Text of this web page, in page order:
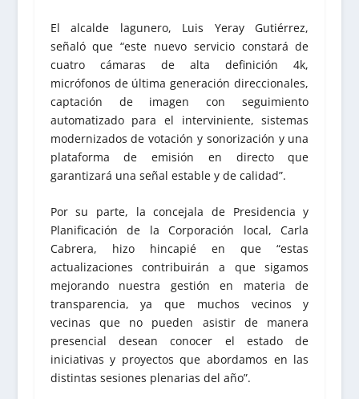
El alcalde lagunero, Luis Yeray Gutiérrez,
señaló que “este nuevo servicio constará de
cuatro cámaras de alta definición 4k,
micrófonos de última generación direccionales,
captación de imagen con seguimiento
automatizado para el interviniente, sistemas
modernizados de votación y sonorización y una
plataforma de emisión en directo que
garantizará una señal estable y de calidad”.
Por su parte, la concejala de Presidencia y
Planificación de la Corporación local, Carla
Cabrera, hizo hincapié en que “estas
actualizaciones contribuirán a que sigamos
mejorando nuestra gestión en materia de
transparencia, ya que muchos vecinos y
vecinas que no pueden asistir de manera
presencial desean conocer el estado de
iniciativas y proyectos que abordamos en las
distintas sesiones plenarias del año”.